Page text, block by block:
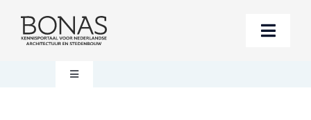
naar
Toggle
BerichtenToggle